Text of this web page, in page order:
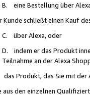
B. eine Bestellung über
Kunde schließt einen Kauf
C. über Alexa, oder
D. indem er das Produkt
Teilnahme an der Alexa
Produkt, das Sie mit der
aus den einzelnen